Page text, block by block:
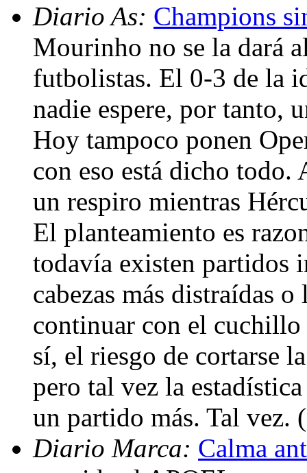
Diario As: Champions
Mourinho no se la dará
futbolistas. El 0-3 de la
nadie espere, por tanto,
Hoy tampoco ponen
con eso está dicho todo.
un respiro mientras
El planteamiento es
todavía existen partidos
cabezas más distraídas
continuar con el cuchillo
sí, el riesgo de cortarse
pero tal vez la
un partido más. Tal
Diario Marca: Calma